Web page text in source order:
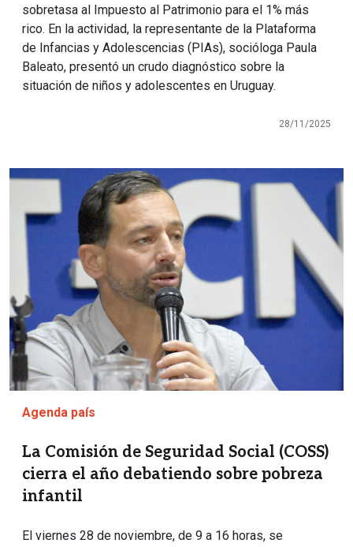
sobretasa al Impuesto al Patrimonio para el 1% más
rico. En la actividad, la representante de la Plataforma
de Infancias y Adolescencias (PIAs), socióloga Paula
Baleato, presentó un crudo diagnóstico sobre la
situación de niños y adolescentes en Uruguay.
28/11/2025
Imagen
Agenda país
La Comisión de Seguridad Social (COSS)
cierra el año debatiendo sobre pobreza
infantil
El viernes 28 de noviembre, de 9 a 16 horas, se